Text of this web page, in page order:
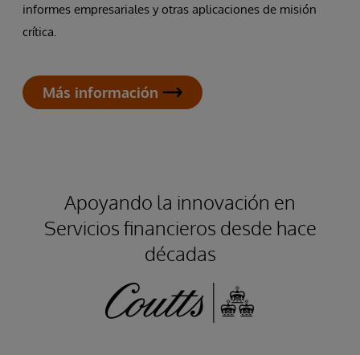
informes empresariales y otras aplicaciones de misión
crítica.
Más información
Apoyando la innovación en
Servicios financieros desde hace
décadas